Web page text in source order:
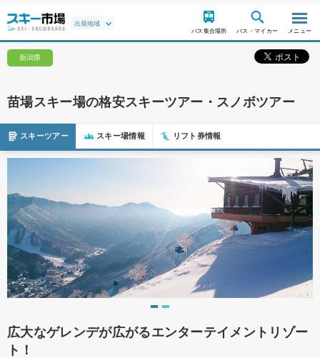
バス集合場所 バス・マイカー メニュー
新潟県
苗場スキー場の格安スキーツアー・スノボツアー
スキーツアー スキー場情報 リフト券情報
広大なゲレンデが広がるエンターテイメントリゾー
ト！